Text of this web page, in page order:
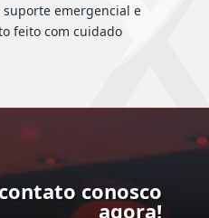
emergencial e
feito com cuidado
conosco
agora!